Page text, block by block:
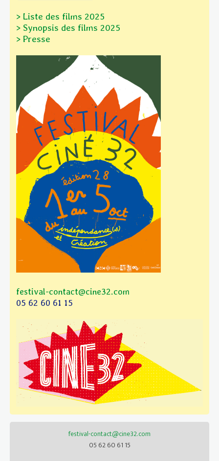
> Liste des films 2025
> Synopsis des films 2025
> Presse
festival-contact@cine32.com
05 62 60 61 15
festival-contact@cine32.com
05 62 60 61 15